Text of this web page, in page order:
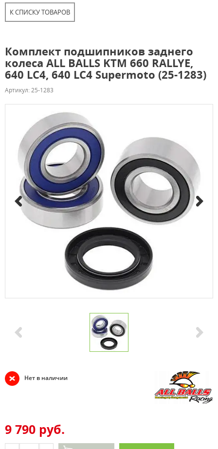
К СПИСКУ ТОВАРОВ
Комплект подшипников заднего
колеса ALL BALLS KTM 660 RALLYE,
640 LC4, 640 LC4 Supermoto (25-1283)
Артикул: 25-1283
Нет в наличии
9 790 руб.